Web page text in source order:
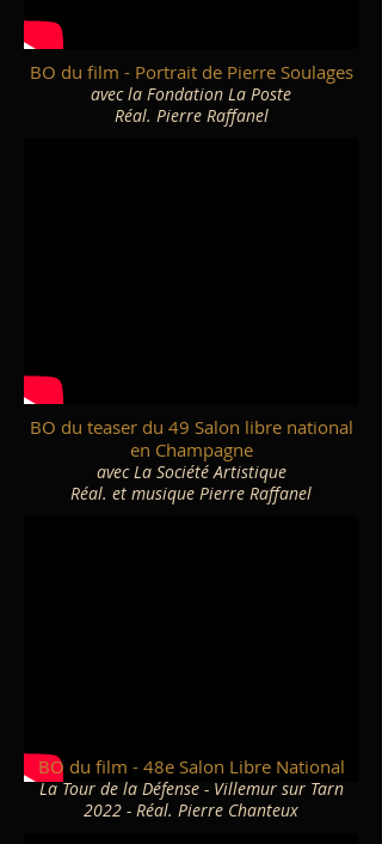
BO du film - Portrait de Pierre Soulages
avec la Fondation La Poste
Réal. Pierre Raffanel
BO du teaser du 49 Salon libre national
en Champagne
avec La Société Artistique
Réal. et musique Pierre Raffanel
BO du film - 48e Salon Libre National
La Tour de la Défense - Villemur sur Tarn
2022 - Réal. Pierre Chanteux